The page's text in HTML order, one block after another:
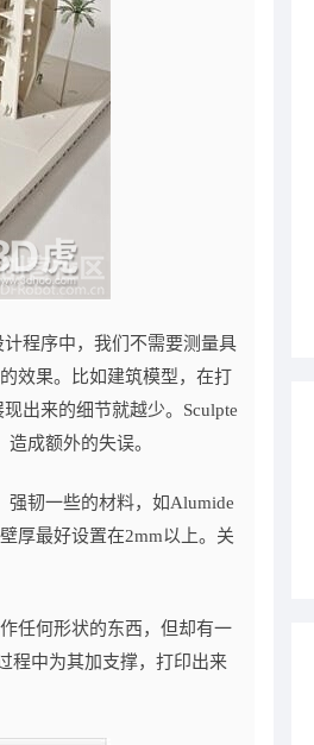
程序中，我们不需要测量具
效果。比如建筑模型，在打
出来的细节就越少。Sculpte
成额外的失误。
韧一些的材料，如Alumide
厚最好设置在2mm以上。关
任何形状的东西，但却有一
程中为其加支撑，打印出来